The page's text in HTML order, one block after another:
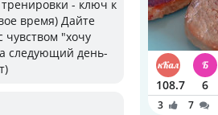
- ключ к
время) Дайте
"хочу
следующий день-
108.7 6
3 7